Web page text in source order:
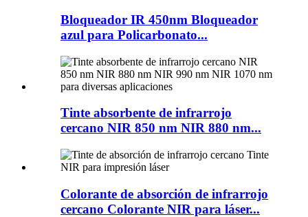
Bloqueador IR 450nm Bloqueador
azul para Policarbonato...
Tinte absorbente de infrarrojo
cercano NIR 850 nm NIR 880 nm...
Colorante de absorción de infrarrojo
cercano Colorante NIR para láser...